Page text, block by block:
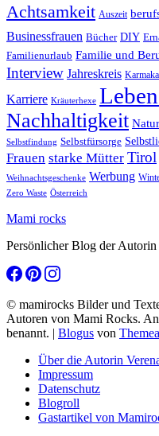
Achtsamkeit Auszeit
Businessfrauen Bücher DIY
Familienurlaub Familie und
Interview Jahreskreis
Karriere Kräuterhexe
Nachhaltigkeit Natur
Selbstfindung Selbstfürsorge
Frauen starke Mütter Tirol
Weihnachtsgeschenke Werbung
Zero Waste Österreich
Mami rocks
Persönlicher Blog der Autorin
© mamirocks Bilder und
Autoren von Mami Rocks.
benannt. | Blogus von
Über die Autorin
Impressum
Datenschutz
Blogroll
Gastartikel von